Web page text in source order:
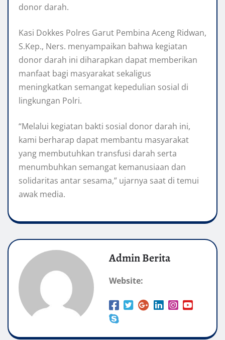
donor darah.
Kasi Dokkes Polres Garut Pembina Aceng Ridwan,
S.Kep., Ners. menyampaikan bahwa kegiatan
donor darah ini diharapkan dapat memberikan
manfaat bagi masyarakat sekaligus
meningkatkan semangat kepedulian sosial di
lingkungan Polri.
“Melalui kegiatan bakti sosial donor darah ini,
kami berharap dapat membantu masyarakat
yang membutuhkan transfusi darah serta
menumbuhkan semangat kemanusiaan dan
solidaritas antar sesama,” ujarnya saat di temui
awak media.
Admin Berita
Website: